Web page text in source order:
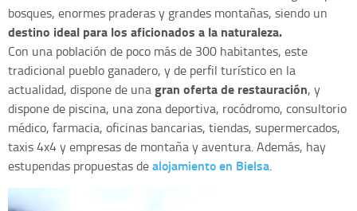
bosques, enormes praderas y grandes montañas, siendo un
destino ideal para los aficionados a la naturaleza.
Con una población de poco más de 300 habitantes, este
tradicional pueblo ganadero, y de perfil turístico en la
actualidad, dispone de unagran oferta de restauración, y
dispone de piscina, una zona deportiva, rocódromo, consultorio
médico, farmacia, oficinas bancarias, tiendas, supermercados,
taxis 4x4 y empresas de montaña y aventura. Además, hay
estupendas propuestas dealojamiento en Bielsa.